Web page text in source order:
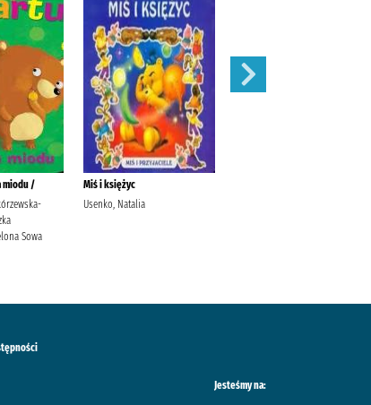
miodu /
Sowa
Miś i księżyc
Usenko, Natalia
Jesteśmy na: